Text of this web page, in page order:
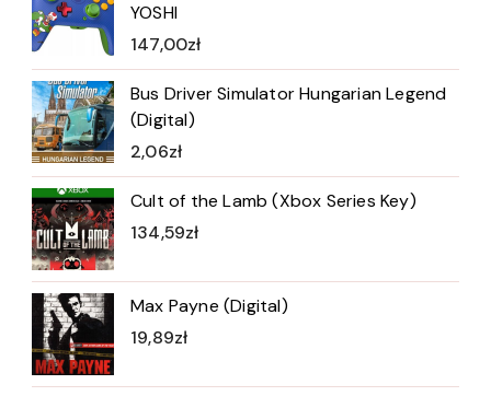
YOSHI
147,00zł
Bus Driver Simulator Hungarian Legend
(Digital)
2,06zł
Cult of the Lamb (Xbox Series Key)
134,59zł
Max Payne (Digital)
19,89zł